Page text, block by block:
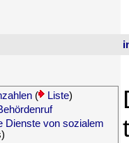
( Liste)
Dienste von sozialem